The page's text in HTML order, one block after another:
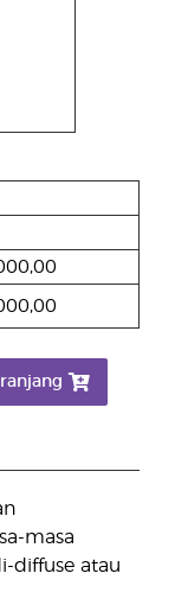
masa
diffuse atau